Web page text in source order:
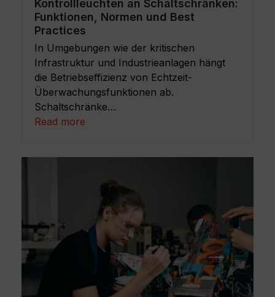
Kontrollleuchten an Schaltschränken:
Funktionen, Normen und Best
Practices
In Umgebungen wie der kritischen
Infrastruktur und Industrieanlagen hängt
die Betriebseffizienz von Echtzeit-
Überwachungsfunktionen ab.
Schaltschränke…
Read more